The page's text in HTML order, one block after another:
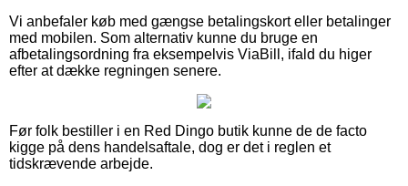
Vi anbefaler køb med gængse betalingskort eller betalinger
med mobilen. Som alternativ kunne du bruge en
afbetalingsordning fra eksempelvis ViaBill, ifald du higer
efter at dække regningen senere.
Før folk bestiller i en Red Dingo butik kunne de de facto
kigge på dens handelsaftale, dog er det i reglen et
tidskrævende arbejde.